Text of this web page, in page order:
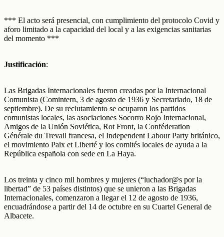
*** El acto será presencial, con cumplimiento del protocolo Covid y
aforo limitado a la capacidad del local y a las exigencias sanitarias
del momento ***
Justificación:
Las Brigadas Internacionales fueron creadas por la Internacional
Comunista (Comintern, 3 de agosto de 1936 y Secretariado, 18 de
septiembre). De su reclutamiento se ocuparon los partidos
comunistas locales, las asociaciones Socorro Rojo Internacional,
Amigos de la Unión Soviética, Rot Front, la Conféderation
Générale du Trevail francesa, el Independent Labour Party británico,
el movimiento Paix et Liberté y los comités locales de ayuda a la
República española con sede en La Haya.
Los treinta y cinco mil hombres y mujeres (“luchador@s por la
libertad” de 53 países distintos) que se unieron a las Brigadas
Internacionales, comenzaron a llegar el 12 de agosto de 1936,
encuadrándose a partir del 14 de octubre en su Cuartel General de
Albacete.